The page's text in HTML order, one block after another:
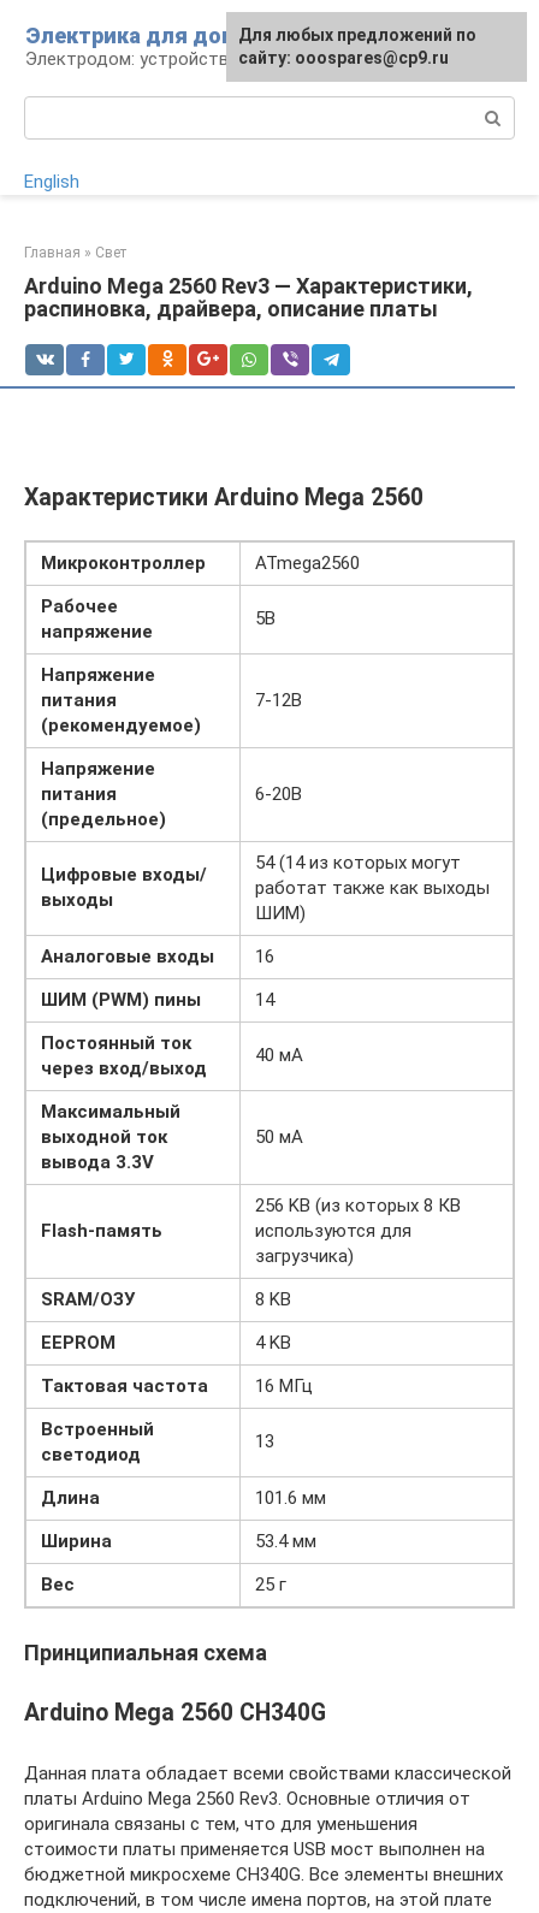
контенту
Электрика для дома
Электродом: устройства, кабели, ремонт
English
Главная » Свет
Arduino Mega 2560 Rev3 — Характеристики,
распиновка, драйвера, описание платы
Характеристики Arduino Mega 2560
Микроконтроллер
ATmega2560
Рабочее
напряжение
5В
Напряжение
питания
(рекомендуемое)
7-12В
Напряжение
питания
(предельное)
6-20В
Цифровые входы/
выходы
54 (14 из которых могут
работат также как выходы
ШИМ)
Аналоговые входы
16
ШИМ (PWM) пины
14
Постоянный ток
через вход/выход
40 мА
Максимальный
выходной ток
вывода 3.3V
50 мА
Flash-память
256 KB (из которых 8 КB
используются для
загрузчика)
SRAM/ОЗУ
8 KB
EEPROM
4 KB
Тактовая частота
16 МГц
Встроенный
светодиод
13
Длина
101.6 мм
Ширина
53.4 мм
Вес
25 г
Принципиальная схема
Arduino Mega 2560 CH340G
Данная плата обладает всеми свойствами классической
платы Arduino Mega 2560 Rev3. Основные отличия от
оригинала связаны с тем, что для уменьшения
стоимости платы применяется USB мост выполнен на
бюджетной микросхеме CH340G. Все элементы внешних
подключений, в том числе имена портов, на этой плате
Для любых предложений по
сайту: ooospares@cp9.ru